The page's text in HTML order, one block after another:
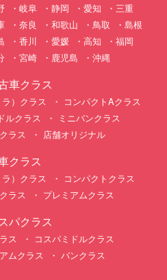
岐阜 静岡 愛知
三重
奈良 和歌山 鳥取
島根
香川 愛媛 高知
福岡
宮崎 鹿児島 沖縄
車クラス
）クラス
コンパクトAクラス
ルクラス
ミニバンクラス
ラス 店舗オリジナル
クラス
）クラス
コンパクトクラス
ラス プレミアムクラス
パクラス
ス
コスパミドルクラス
ムクラス バンクラス